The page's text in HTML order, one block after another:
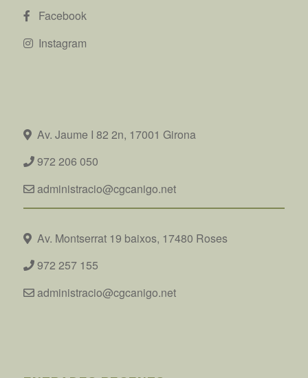
Facebook
Instagram
Av. Jaume I 82 2n, 17001 Girona
972 206 050
administracio@cgcanigo.net
Av. Montserrat 19 baixos, 17480 Roses
972 257 155
administracio@cgcanigo.net